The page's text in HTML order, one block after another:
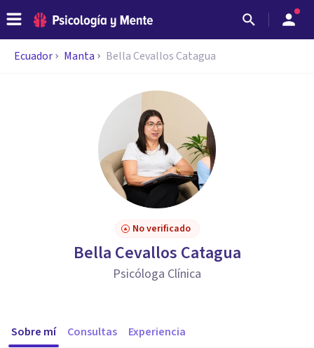
Ecuador Manta Bella Cevallos Catagua
No verificado
Bella Cevallos Catagua
Psicóloga Clínica
Sobre mí Consultas Experiencia